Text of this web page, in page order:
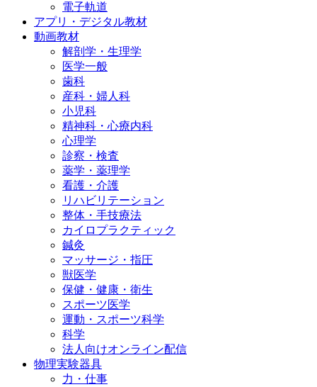
電子軌道
アプリ・デジタル教材
動画教材
解剖学・生理学
医学一般
歯科
産科・婦人科
小児科
精神科・心療内科
心理学
診察・検査
薬学・薬理学
看護・介護
リハビリテーション
整体・手技療法
カイロプラクティック
鍼灸
マッサージ・指圧
獣医学
保健・健康・衛生
スポーツ医学
運動・スポーツ科学
科学
法人向けオンライン配信
物理実験器具
力・仕事